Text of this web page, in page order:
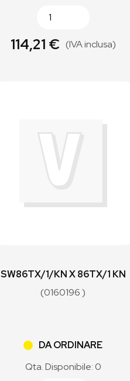
114,21 € (IVA inclusa)
SW86TX/1/KN X 86TX/1 KN
(0160196 )
DA ORDINARE
Qta. Disponibile: 0